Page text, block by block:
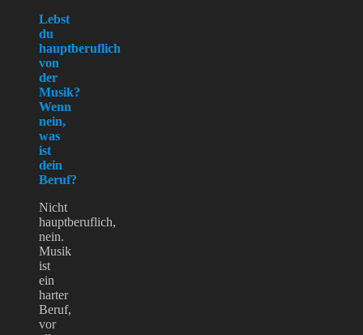
Lebst
du
hauptberuflich
von
der
Musik?
Wenn
nein,
was
ist
dein
Beruf?
Nicht
hauptberuflich,
nein.
Musik
ist
ein
harter
Beruf,
vor